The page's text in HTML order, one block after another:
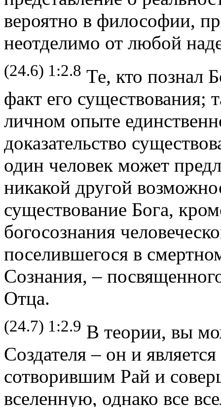
вероятно в философии,
неотделимо от любой
(24.6) 1:2.8 Те, кто познал
факт его существования;
личном опыте
доказательство
один человек может
никакой другой
существование Бога,
богосознания
поселившегося в
Сознания, –
Отца.
(24.7) 1:2.9 В теории, вы
Создателя – он и
сотворившим Рай и
вселенную, однако все